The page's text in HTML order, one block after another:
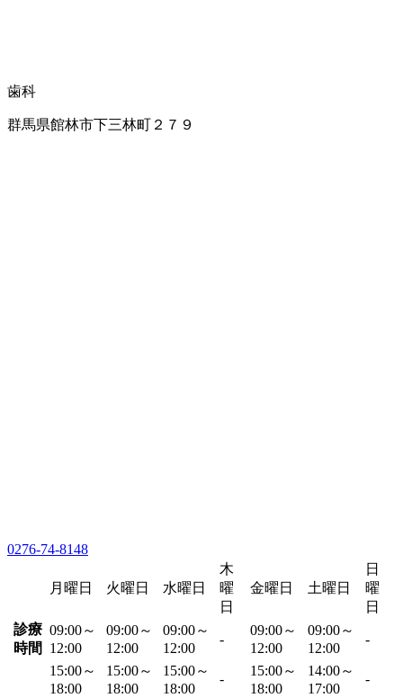
歯科
群馬県館林市下三林町２７９
0276-74-8148
月曜日 火曜日 水曜日
木
曜
日
金曜日 土曜日
日
曜
日
診療
時間
09:00～
12:00
09:00～
12:00
09:00～
12:00
-
09:00～
12:00
09:00～
12:00
-
15:00～
18:00
15:00～
18:00
15:00～
18:00
-
15:00～
18:00
14:00～
17:00
-